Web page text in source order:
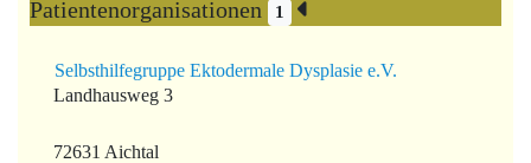
Patientenorganisationen 1
Selbsthilfegruppe Ektodermale Dysplasie e.V.
Landhausweg 3
72631 Aichtal